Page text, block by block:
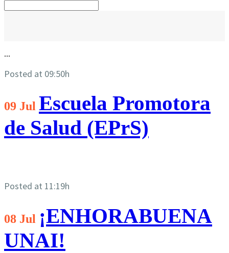
09 Jul Escuela Promotora
de Salud (EPrS)
Posted at 09:50h
...
08 Jul ¡ENHORABUENA
UNAI!
Posted at 11:19h